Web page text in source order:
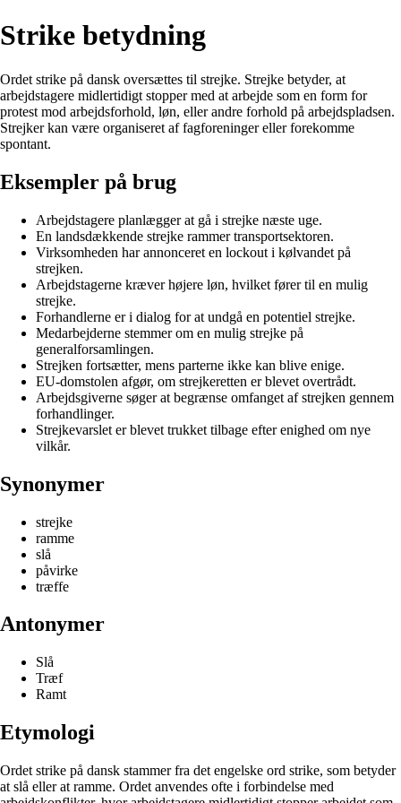
Strike betydning
Ordet strike på dansk oversættes til strejke. Strejke betyder, at
arbejdstagere midlertidigt stopper med at arbejde som en form for
protest mod arbejdsforhold, løn, eller andre forhold på arbejdspladsen.
Strejker kan være organiseret af fagforeninger eller forekomme
spontant.
Eksempler på brug
Arbejdstagere planlægger at gå i strejke næste uge.
En landsdækkende strejke rammer transportsektoren.
Virksomheden har annonceret en lockout i kølvandet på
strejken.
Arbejdstagerne kræver højere løn, hvilket fører til en mulig
strejke.
Forhandlerne er i dialog for at undgå en potentiel strejke.
Medarbejderne stemmer om en mulig strejke på
generalforsamlingen.
Strejken fortsætter, mens parterne ikke kan blive enige.
EU-domstolen afgør, om strejkeretten er blevet overtrådt.
Arbejdsgiverne søger at begrænse omfanget af strejken gennem
forhandlinger.
Strejkevarslet er blevet trukket tilbage efter enighed om nye
vilkår.
Synonymer
strejke
ramme
slå
påvirke
træffe
Antonymer
Slå
Træf
Ramt
Etymologi
Ordet strike på dansk stammer fra det engelske ord strike, som betyder
at slå eller at ramme. Ordet anvendes ofte i forbindelse med